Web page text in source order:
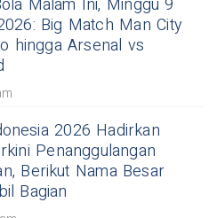
Malam Ini, Minggu 9
Big Match Man City
hingga Arsenal vs
2026 Hadirkan
Penanggulangan
Berikut Nama Besar
Bagian